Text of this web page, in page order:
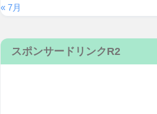
« 7月
スポンサードリンクR2